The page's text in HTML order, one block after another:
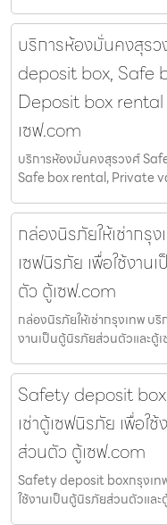
บริการห้องมั่นคงสุร
deposit box, Safe
Deposit box
เซฟ.com
บริการห้องมั่นคงสุรวงศ์
Safe box rental, Private
กล่องนิรภัยให้เช่ากรุ
เซฟนิรภัย เพื่อใช้งา
ตัว ตู้เซฟ.com
กล่องนิรภัยให้เช่ากรุงเทพ บริ
งานเป็นตู้นิรภัยส่วนตัวและตู้
Safety deposit box
เช่าตู้เซฟนิรภัย เพื่อใ
ส่วนตัว ตู้เซฟ.com
Safety deposit boxกรุงเท
ใช้งานเป็นตู้นิรภัยส่วนตัวแล